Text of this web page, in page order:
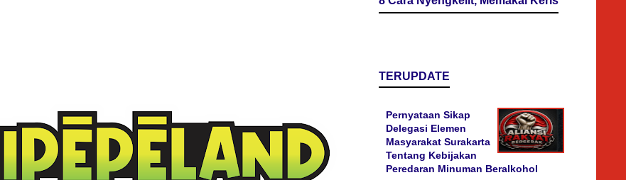
TERUPDATE
Pernyataan Sikap
Delegasi Elemen
Masyarakat Surakarta
Tentang Kebijakan
Peredaran Minuman Beralkohol